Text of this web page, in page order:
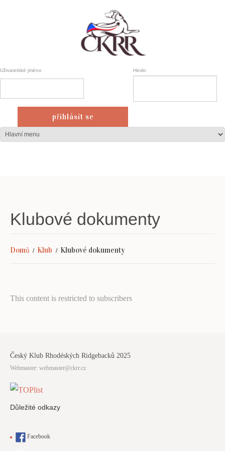
Uživatelské jméno Heslo
Klubové dokumenty
Domů Klub Klubové dokumenty
This content is restricted to subscribers
Český Klub Rhodéských Ridgebacků 2025
Webmaster: webmaster@ckrr.cz
Důležité odkazy
Facebook